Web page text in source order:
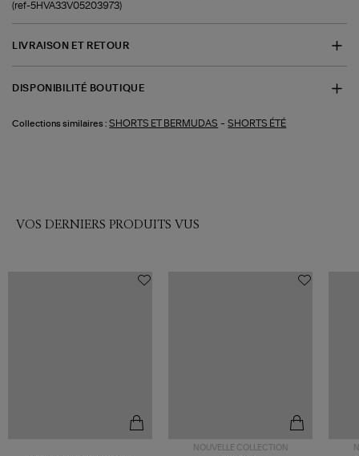
(ref-5HVA33V05203973)
LIVRAISON ET RETOUR
DISPONIBILITÉ BOUTIQUE
Collections similaires : SHORTS ET BERMUDAS -SHORTS ÉTÉ
VOS DERNIERS PRODUITS VUS
NOUVELLE COLLECTION